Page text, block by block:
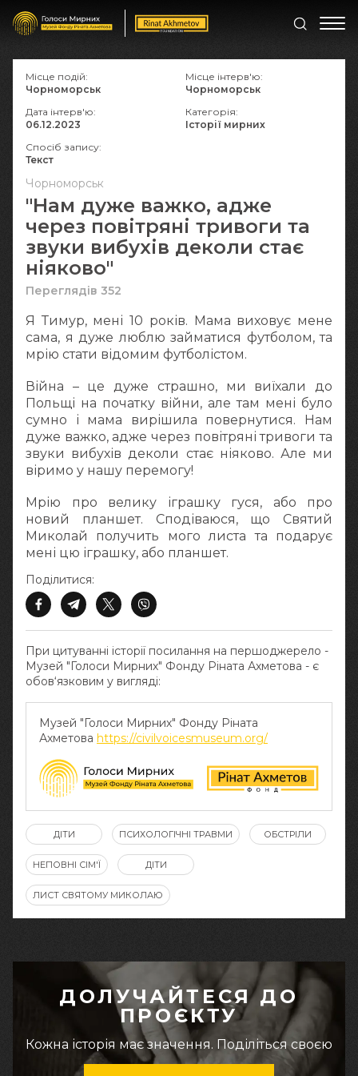
Чорноморськ
"Нам дуже важко, адже
через повітряні тривоги та
звуки вибухів деколи стає
ніяково"
Переглядів 352
Я Тимур, мені 10 років. Мама виховує мене
сама, я дуже люблю займатися футболом, та
мрію стати відомим футболістом.
Війна – це дуже страшно, ми виїхали до
Польщі на початку війни, але там мені було
сумно і мама вирішила повернутися. Нам
дуже важко, адже через повітряні тривоги та
звуки вибухів деколи стає ніяково. Але ми
віримо у нашу перемогу!
Мрію про велику іграшку гуся, або про
новий планшет. Сподіваюся, що Святий
Миколай получить мого листа та подарує
мені цю іграшку, або планшет.
При цитуванні історії посилання на першоджерело -
Музей "Голоси Мирних" Фонду Ріната Ахметова - є
обов‘язковим у вигляді:
Музей "Голоси Мирних" Фонду Ріната
Ахметова https://civilvoicesmuseum.org/
Поділитися:
Місце подій:
Чорноморськ
Місце інтерв'ю:
Чорноморськ
Дата інтерв'ю:
06.12.2023
Категорія:
Історії мирних
Спосіб запису:
Текст
ДІТИ ПСИХОЛОГІЧНІ ТРАВМИ ОБСТРІЛИ
НЕПОВНІ СІМ'Ї ДІТИ
ЛИСТ СВЯТОМУ МИКОЛАЮ
ДОЛУЧАЙТЕСЯ ДО
ПРОЄКТУ
Кожна історія має значення. Поділіться своєю